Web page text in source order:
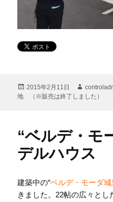
投
2015年2月11日
作
成
地 （※販売は終了しました）
“ベルデ・モ
デルハウス
建築中の“ベルデ・モーダ
きました。22帖の広々と